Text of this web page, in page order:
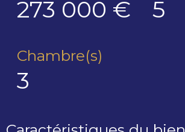
273 000 € 5
Chambre(s)
3